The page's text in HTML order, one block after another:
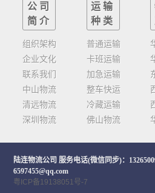
公司
简介
组织架构
企业文化
联系我们
中山物流
清远物流
深圳物流
运输
种类
普通运输
卡班运输
加急运输
整车快运
冷藏运输
佛山物流
陆连物流公司 服务电话(微信同步)：
6597455@qq.com
粤ICP备19138051号-7